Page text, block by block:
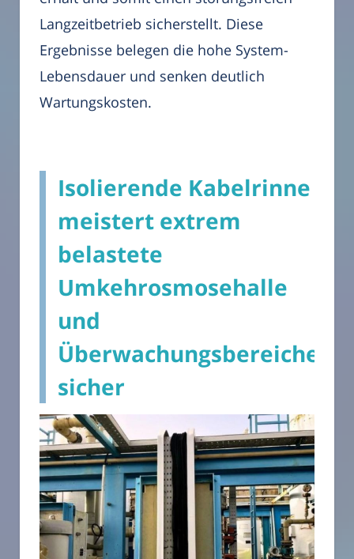
Langzeitbetrieb sicherstellt. Diese
Ergebnisse belegen die hohe System-
Lebensdauer und senken deutlich
Wartungskosten.
Isolierende Kabelrinne
meistert extrem
belastete
Umkehrosmosehalle
und
Überwachungsbereiche
sicher